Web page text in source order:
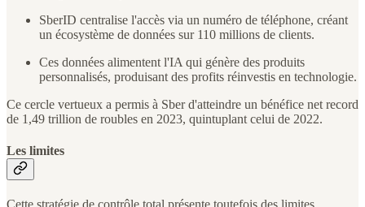
SberID centralise l'accès via un numéro de téléphone, créant
un écosystème de données sur 110 millions de clients.
Ces données alimentent l'IA qui génère des produits
personnalisés, produisant des profits réinvestis en technologie.
Ce cercle vertueux a permis à Sber d'atteindre un bénéfice net record
de 1,49 trillion de roubles en 2023, quintuplant celui de 2022.
Les limites